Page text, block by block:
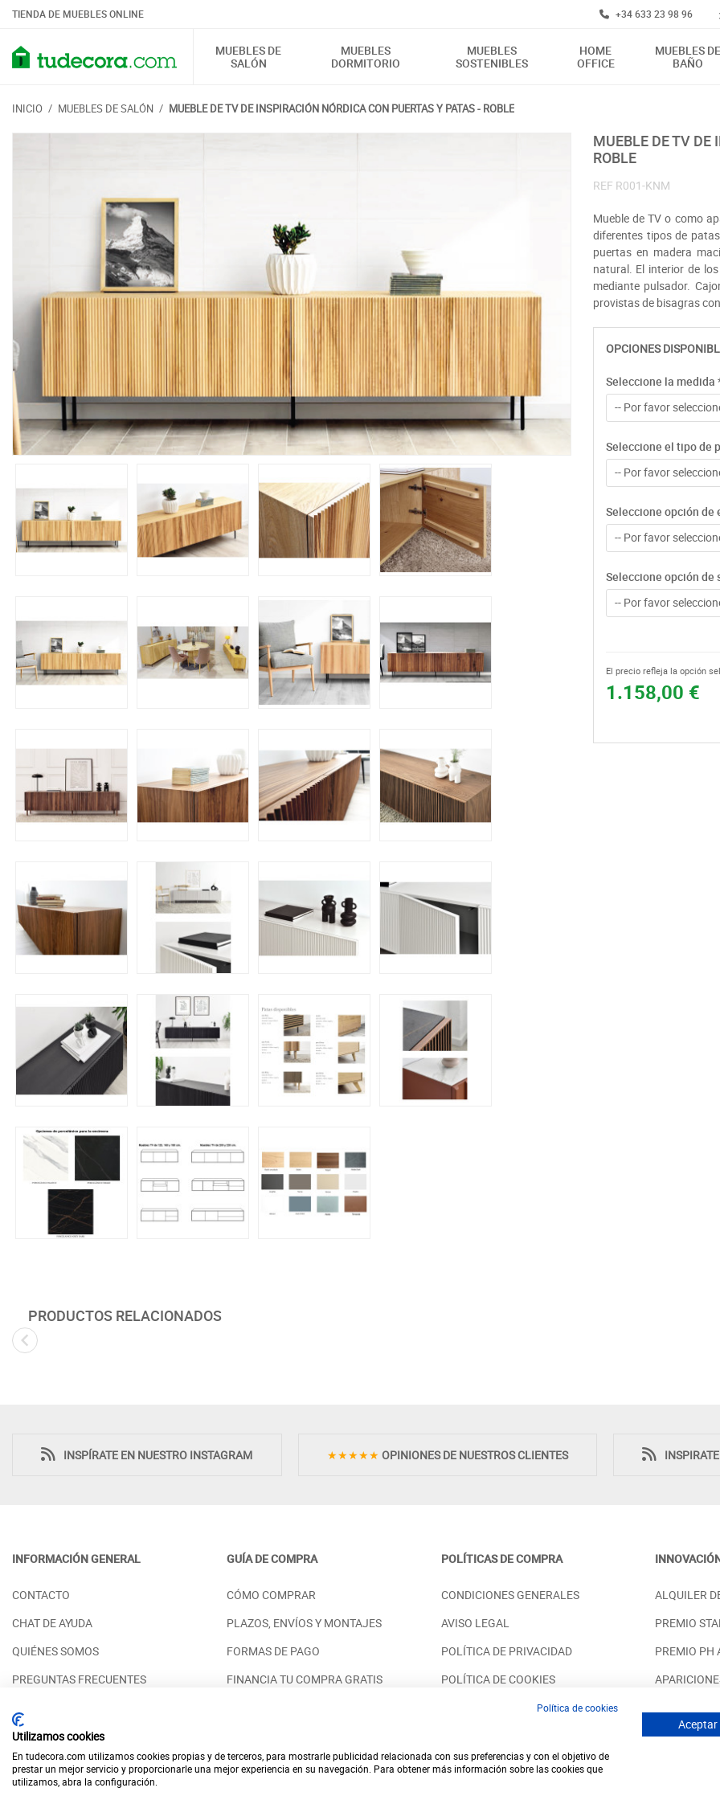
TIENDA DE MUEBLES ONLINE +34 633 23 98 96
MUEBLES DE
SALÓN
MUEBLES
DORMITORIO
MUEBLES
SOSTENIBLES
HOME
OFFICE
MUEBLES DE
BAÑO
INICIO / MUEBLES DE SALÓN / MUEBLE DE TV DE INSPIRACIÓN NÓRDICA CON PUERTAS Y PATAS - ROBLE
MUEBLE DE TV DE INSPIRACIÓN NÓRDICA CON PUERTAS Y PATAS -
ROBLE
REF R001-KNM
Mueble de TV o como
diferentes tipos de
puertas en madera
natural. El interior de
mediante pulsador.
provistas de bisagras
OPCIONES
Seleccione la medida
-- Por favor
Seleccione el tipo de
-- Por favor
Seleccione opción de
-- Por favor
Seleccione opción de
-- Por favor
1.158,00 €
El precio refleja la opción
PRODUCTOS RELACIONADOS
FIJA CON ENCIMERA DE MATERIAL
PRECIO DESDE:
DE ESTILO NÓRDICO EN MADERA
PRECIO DESDE:
CON DIFERENTES OPCIONES DE
PRECIO DESDE:
INSPÍRATE EN NUESTRO INSTAGRAM ★★★★★ OPINIONES DE NUESTROS CLIENTES
INFORMACIÓN GENERAL
CONTACTO
CHAT DE AYUDA
QUIÉNES SOMOS
PREGUNTAS FRECUENTES
GUÍA DE COMPRA
CÓMO COMPRAR
PLAZOS, ENVÍOS Y MONTAJES
FORMAS DE PAGO
FINANCIA TU COMPRA GRATIS
POLÍTICAS DE COMPRA
CONDICIONES GENERALES
AVISO LEGAL
POLÍTICA DE PRIVACIDAD
POLÍTICA DE COOKIES
ALQUILER
PREMIO
PREMIO PH
© 2026 - Desde 1998 en internet - tudecora.com tienda
Política de cookies
Utilizamos cookies
En tudecora.com utilizamos cookies propias y de terceros, para mostrarle publicidad relacionada con sus preferencias y con el objetivo de
prestar un mejor servicio y proporcionarle una mejor experiencia en su navegación. Para obtener más información sobre las cookies que
utilizamos, abra la configuración.